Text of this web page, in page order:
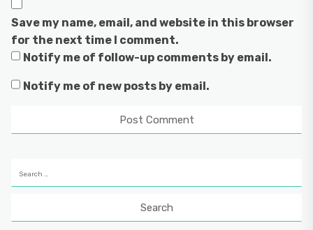
Save my name, email, and website in this browser
for the next time I comment.
Notify me of follow-up comments by email.
Notify me of new posts by email.
for: